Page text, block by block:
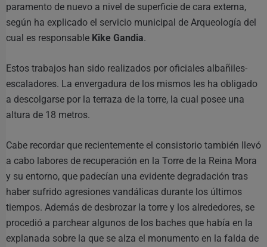
paramento de nuevo a nivel de superficie de cara externa,
según ha explicado el servicio municipal de Arqueología del
cual es responsable Kike Gandia.
Estos trabajos han sido realizados por oficiales albañiles-
escaladores. La envergadura de los mismos les ha obligado
a descolgarse por la terraza de la torre, la cual posee una
altura de 18 metros.
Cabe recordar que recientemente el consistorio también llevó
a cabo labores de recuperación en la Torre de la Reina Mora
y su entorno, que padecían una evidente degradación tras
haber sufrido agresiones vandálicas durante los últimos
tiempos. Además de desbrozar la torre y los alrededores, se
procedió a parchear algunos de los baches que había en la
explanada sobre la que se alza el monumento en la falda de